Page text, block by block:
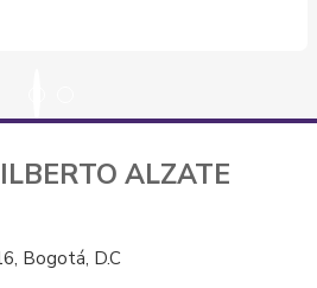
ALZATE
Bogotá, D.C